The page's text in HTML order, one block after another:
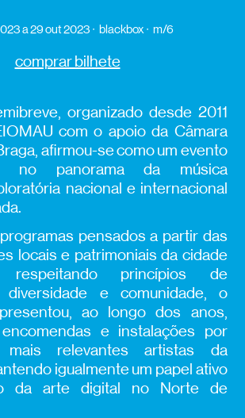
a 29 out 2023 blackbox m/6
comprar bilhete
organizado desde 2011
com o apoio da Câmara
afirmou-se como um evento
no panorama da música
nacional e internacional
pensados a partir das
locais e patrimoniais da cidade
princípios de
diversidade e comunidade, o
ao longo dos anos,
e instalações por
relevantes artistas da
igualmente um papel ativo
da arte digital no Norte de